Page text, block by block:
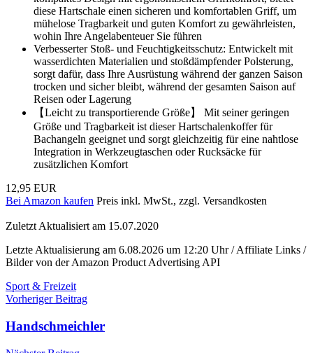
diese Hartschale einen sicheren und komfortablen Griff, um
mühelose Tragbarkeit und guten Komfort zu gewährleisten,
wohin Ihre Angelabenteuer Sie führen
Verbesserter Stoß- und Feuchtigkeitsschutz: Entwickelt mit
wasserdichten Materialien und stoßdämpfender Polsterung,
sorgt dafür, dass Ihre Ausrüstung während der ganzen Saison
trocken und sicher bleibt, während der gesamten Saison auf
Reisen oder Lagerung
【Leicht zu transportierende Größe】 Mit seiner geringen
Größe und Tragbarkeit ist dieser Hartschalenkoffer für
Bachangeln geeignet und sorgt gleichzeitig für eine nahtlose
Integration in Werkzeugtaschen oder Rucksäcke für
zusätzlichen Komfort
12,95 EUR
Bei Amazon kaufen Preis inkl. MwSt., zzgl. Versandkosten
Zuletzt Aktualisiert am 15.07.2020
Letzte Aktualisierung am 6.08.2026 um 12:20 Uhr / Affiliate Links /
Bilder von der Amazon Product Advertising API
Sport & Freizeit
Beitragsnavigation
Vorheriger Beitrag
Handschmeichler